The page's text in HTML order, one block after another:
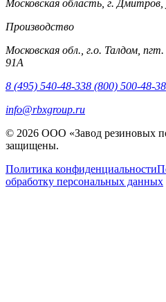
Московская область, г.
Производство
Московская обл., г.о. Талдом,
91А
8 (495) 540-48-338 (800) 500-48-38
info@rbxgroup.ru
© 2026 ООО «Завод резиновых
защищены.
Политика конфиденциальности
обработку персональных данных